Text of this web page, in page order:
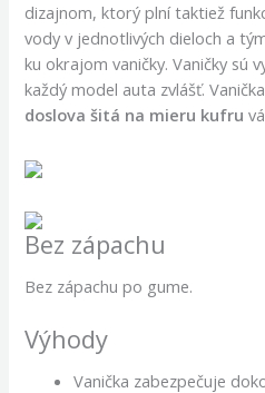
dizajnom, ktorý plní taktiež
vody v jednotlivých dieloch a
ku okrajom vaničky. Vaničky sú
každý model auta zvlášť.
doslova šitá na mieru kufru
Bez zápachu
Bez zápachu po gume.
Výhody
Vanička zabezpečuje